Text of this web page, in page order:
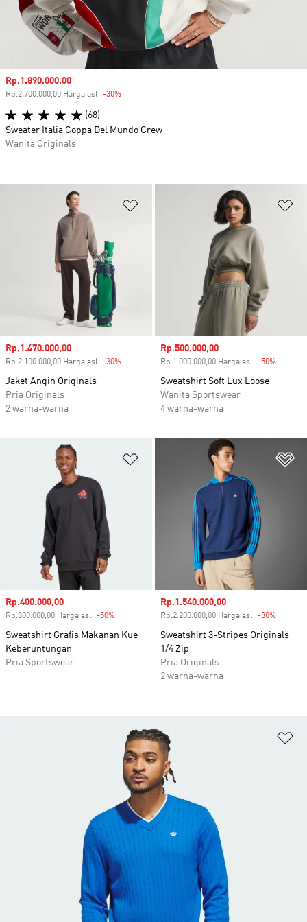
Tambahkan ke Wishlist
Harga penjualan
Rp.1.470.000,00
Rp.2.100.000,00 Harga asli -30%
Jaket Angin Originals
Pria Originals
2 warna-warna
Harga penjualan
Rp.500.000,00
Rp.1.000.000,00 Harga asli -50%
Sweatshirt Soft Lux Loose
Wanita Sportswear
4 warna-warna
Tambahkan ke Wishlist
Harga penjualan
Rp.400.000,00
Rp.800.000,00 Harga asli -50%
Sweatshirt Grafis Makanan Kue
Keberuntungan
Pria Sportswear
Harga penjualan
Rp.1.540.000,00
Rp.2.200.000,00 Harga asli -30%
Sweatshirt 3-Stripes Originals
1/4 Zip
Pria Originals
2 warna-warna
Harga penjualan
Rp.1.890.000,00
Rp.2.700.000,00 Harga asli -30%
(68)
Sweater Italia Coppa Del Mundo Crew
Wanita Originals